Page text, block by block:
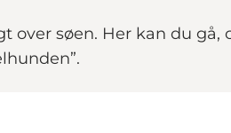
søen. Her kan du gå,